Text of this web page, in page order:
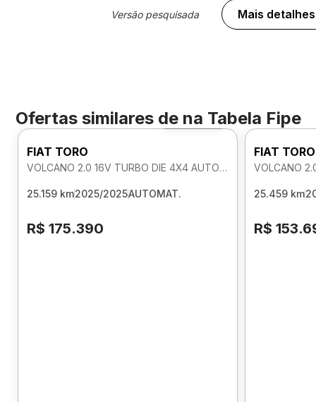
Versão pesquisada Mais detalhes
Ofertas similares de na Tabela Fipe
Foto 360º
FIAT TORO
VOLCANO 2.0 16V TURBO DIE 4X4 AUTOMATICO
25.159 km2025/2025AUTOMAT.
R$ 175.390
FIAT TORO
25.459 km
R$